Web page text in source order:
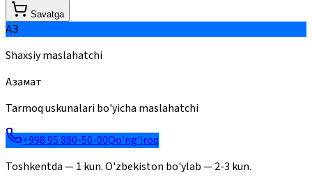
Savatga
АЗ
Shaxsiy maslahatchi
Азамат
Tarmoq uskunalari bo'yicha maslahatchi
+998 95 880-50-00Qo'ng'iroq
Toshkentda — 1 kun. O'zbekiston bo'ylab — 2-3 kun.